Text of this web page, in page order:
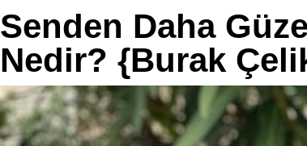
Senden Daha
Nedir? {Burak